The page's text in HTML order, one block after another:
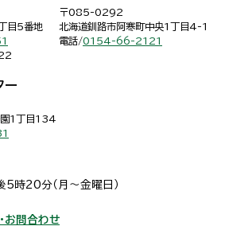
目5番地
〒085-0292
北海道釧路市阿寒町中央1丁目4-1
電話/0154-66-2121
ー
園1丁目134
時20分（月～金曜日）
お問合わせ